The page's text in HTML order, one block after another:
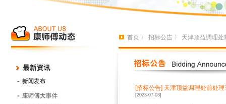
首页 〉 招标公告 〉 天津顶益调理
[招标公告] 天津顶益调理处前处
[2023-07-03]